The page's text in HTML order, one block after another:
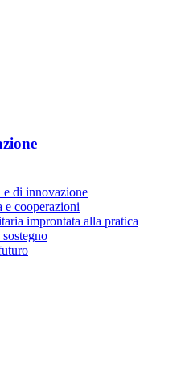
di innovazione
e cooperazioni
improntata alla pratica